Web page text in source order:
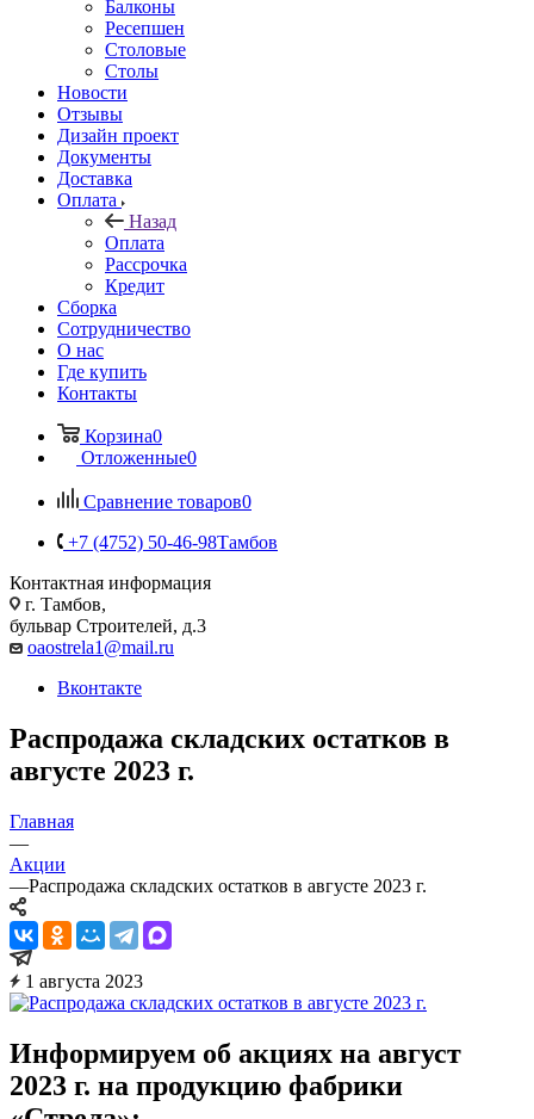
Балконы
Ресепшен
Столовые
Столы
Новости
Отзывы
Дизайн проект
Документы
Доставка
Оплата
Назад
Оплата
Рассрочка
Кредит
Сборка
Сотрудничество
О нас
Где купить
Контакты
Корзина0
Отложенные0
Сравнение товаров0
+7 (4752) 50-46-98Тамбов
Контактная информация
г. Тамбов,
бульвар Строителей, д.3
oaostrela1@mail.ru
Вконтакте
Распродажа складских остатков в
августе 2023 г.
Главная
—
Акции
—Распродажа складских остатков в августе 2023 г.
1 августа 2023
Информируем об акциях на август
2023 г. на продукцию фабрики